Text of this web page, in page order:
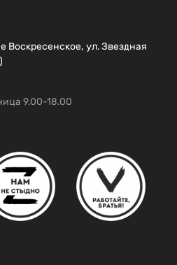
Воскресенское, ул. Звездная
9.00-18.00